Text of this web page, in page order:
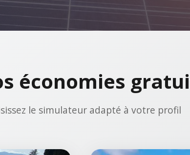
économies
le simulateur adapté à votre profil